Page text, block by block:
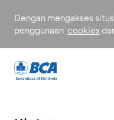
Dengan mengakses
penggunaan cookies